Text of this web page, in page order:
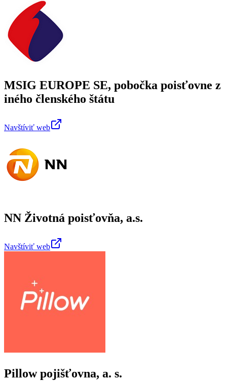
MSIG EUROPE SE, pobočka poisťovne z
iného členského štátu
Navštíviť web
NN Životná poisťovňa, a.s.
Navštíviť web
Pillow pojišťovna, a. s.